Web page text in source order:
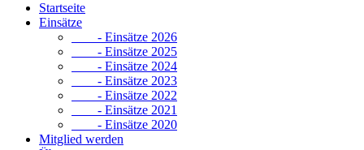
Startseite
Einsätze
- Einsätze 2026
- Einsätze 2025
- Einsätze 2024
- Einsätze 2023
- Einsätze 2022
- Einsätze 2021
- Einsätze 2020
Mitglied werden